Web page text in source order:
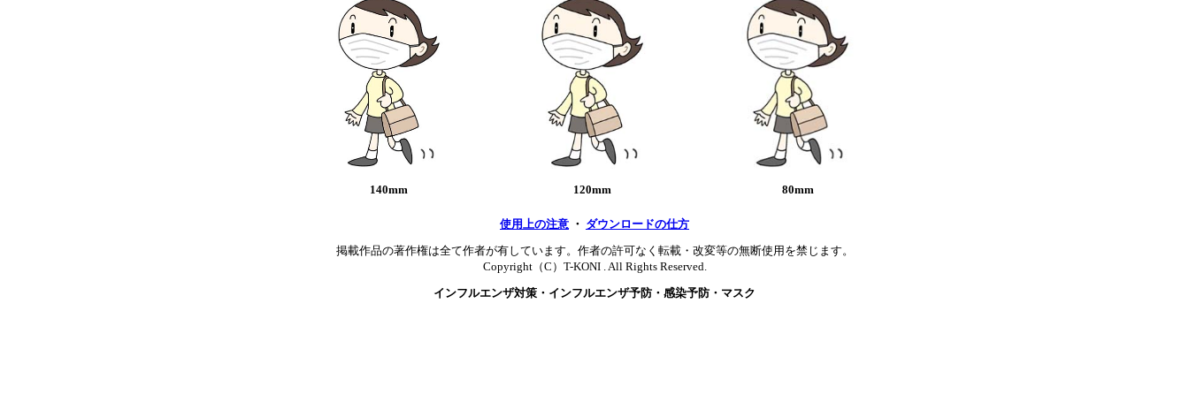
140mm 120mm 80mm
使用上の注意 ・ ダウンロードの仕方
掲載作品の著作権は全て作者が有しています。作者の許可なく転載・改変等の無断使用を禁じます。
Copyright（C）T-KONI . All Rights Reserved.
インフルエンザ対策・インフルエンザ予防・感染予防・マスク